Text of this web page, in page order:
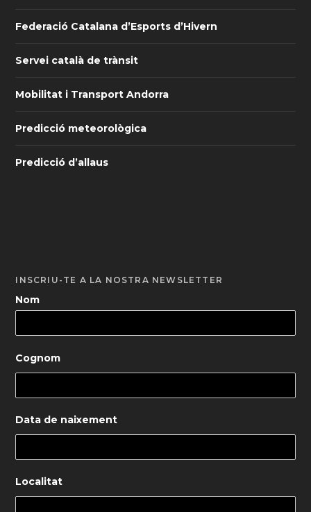
Federació Catalana d’Esports d’Hivern
Servei català de trànsit
Mobilitat i Transport Andorra
Predicció meteorològica
Predicció d’allaus
INSCRIU-TE A LA NOSTRA NEWSLETTER
Nom
Cognom
Data de naixement
Localitat